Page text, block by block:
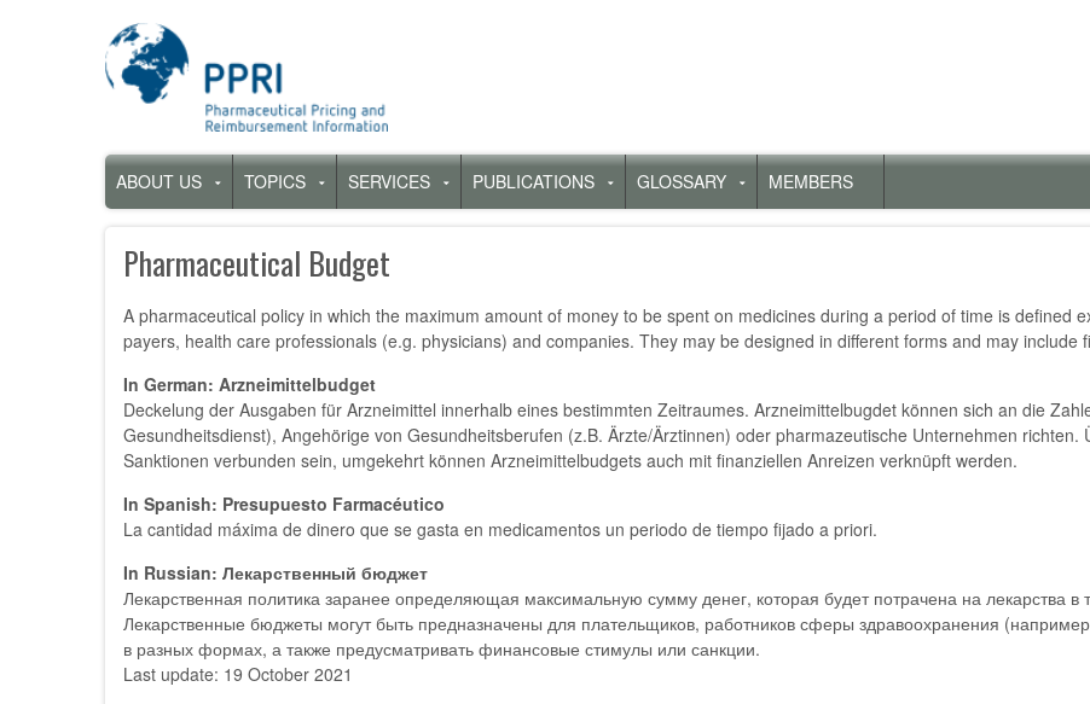
Hauptnavigation
ABOUT US
Untermenü
us“
TOPICS
Untermenü
SERVICES
Untermenü
PUBLICATIONS
Untermenü
GLOSSARY
Untermenü
MEMBERS
Pharmaceutical Budget
A pharmaceutical policy in which the maximum amount of money to be spent on medicines during a period of time is defined
payers, health care professionals (e.g. physicians) and companies. They may be designed in different forms and may include
In German: Arzneimittelbudget
Deckelung der Ausgaben für Arzneimittel innerhalb eines bestimmten Zeitraumes. Arzneimittelbugdet können sich an die
Gesundheitsdienst), Angehörige von Gesundheitsberufen (z.B. Ärzte/Ärztinnen) oder pharmazeutische Unternehmen
Sanktionen verbunden sein, umgekehrt können Arzneimittelbudgets auch mit finanziellen Anreizen verknüpft werden.
In Spanish: Presupuesto Farmacéutico
La cantidad máxima de dinero que se gasta en medicamentos un periodo de tiempo fijado a priori.
In Russian: Лекарственный бюджет
Лекарственная политика заранее определяющая максимальную сумму денег, которая будет потрачена на лекарства
Лекарственные бюджеты могут быть предназначены для плательщиков, работников сферы здравоохранения
в разных формах, а также предусматривать финансовые стимулы или санкции.
Last update: 19 October 2021